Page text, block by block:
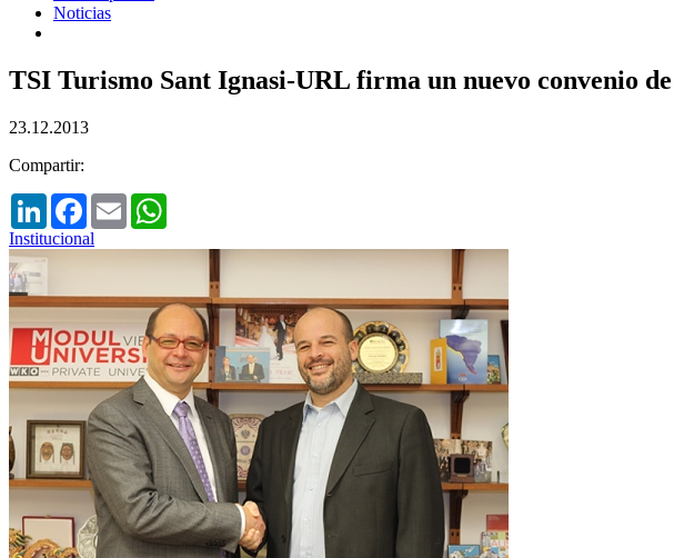
Noticias
TSI Turismo Sant Ignasi-URL firma un nuevo convenio
23.12.2013
Compartir:
LinkedInFacebook
Email
Institucional